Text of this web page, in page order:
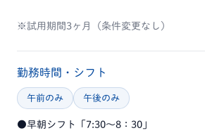
※試用期間3ヶ月（条件変更なし）
勤務時間・シフト
午前のみ 午後のみ
●早朝シフト「7:30～8：30」